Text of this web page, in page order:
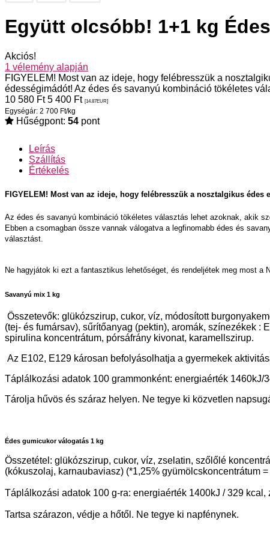
Együtt olcsóbb! 1+1 kg
Akciós!
1 vélemény alapján
FIGYELEM! Most van az ideje, hogy felébresszük a
édességimádót! Az édes és savanyú kombináció tökéletes
10 580 Ft 5 400 Ft [14.87EUR]
Egységár: 2 700 Ft/kg
Hűségpont: 54 pont
Leírás
Szállítás
Értékelés
FIGYELEM! Most van az ideje, hogy felébresszük a nosztalgikus
Az édes és savanyú kombináció tökéletes választás lehet azoknak, akik
Ebben a csomagban össze vannak válogatva a legfinomabb édes és
választást.
Ne hagyjátok ki ezt a fantasztikus lehetőséget, és rendeljétek meg most
Savanyú mix 1 kg
Összetevők: glükózszirup, cukor, víz, módosított
(tej- és fumársav), sűrítőanyag (pektin), aromák, színezékek
spirulina koncentrátum, pórsáfrány kivonat, karamellszirup.
Az E102, E129 károsan befolyásolhatja a gyermekek
Táplálkozási adatok 100 grammonként: energiaérték
Tárolja hűvös és száraz helyen. Ne tegye ki közvetlen
Édes gumicukor válogatás 1 kg
Összetétel: glükózszirup, cukor, víz, zselatin, szőlőlé
(kókuszolaj, karnaubaviasz) (*1,25% gyümölcskoncentrátum
Táplálkozási adatok 100 g-ra: energiaérték 1400kJ / 329
Tartsa szárazon, védje a hőtől. Ne tegye ki napfénynek.